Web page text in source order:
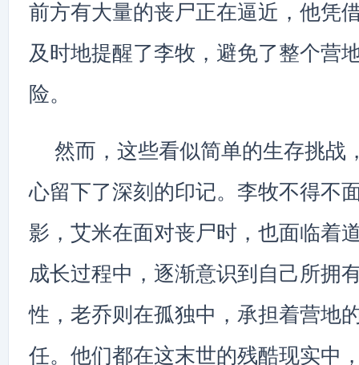
前方有大量的丧尸正在逼近，他凭
及时地提醒了李牧，避免了整个营
险。
然而，这些看似简单的生存挑战
心留下了深刻的印记。李牧不得不
影，艾米在面对丧尸时，也面临着
成长过程中，逐渐意识到自己所拥
性，老乔则在孤独中，承担着营地
任。他们都在这末世的残酷现实中